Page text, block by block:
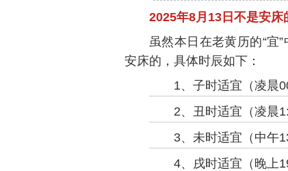
2025年8月13日不是安床
虽然本日在老黄历的“宜
安床的，具体时辰如下：
1、子时适宜（凌晨
2、丑时适宜（凌晨
3、未时适宜（中午
4、戌时适宜（晚上